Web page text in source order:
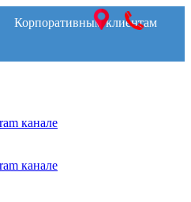
Корпоративным клиентам
канале
канале